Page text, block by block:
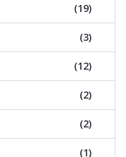
(19)
(3)
(12)
(2)
(2)
(1)